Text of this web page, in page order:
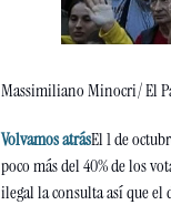
Massimiliano Minocri/ El
Volvamos atrásEl 1 de
poco más del 40% de los
ilegal la consulta así que